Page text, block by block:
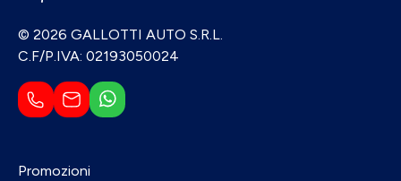
© 2026 GALLOTTI AUTO S.R.L.
C.F/P.IVA: 02193050024
Promozioni